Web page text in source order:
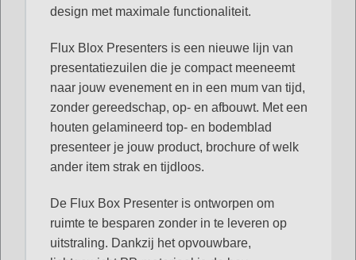
design met maximale functionaliteit.
Flux Blox Presenters is een nieuwe lijn van
presentatiezuilen die je compact meeneemt
naar jouw evenement en in een mum van tijd,
zonder gereedschap, op- en afbouwt. Met een
houten gelamineerd top- en bodemblad
presenteer je jouw product, brochure of welk
ander item strak en tijdloos.
De Flux Box Presenter is ontworpen om
ruimte te besparen zonder in te leveren op
uitstraling. Dankzij het opvouwbare,